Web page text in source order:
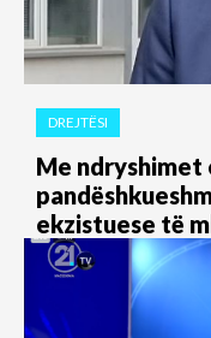
DREJTËSI
Me
ekzistuese të